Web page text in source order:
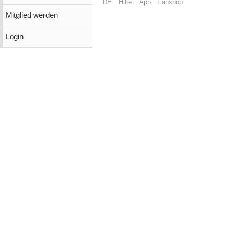
Mitglied werden
Login
DE Hilfe App Fanshop